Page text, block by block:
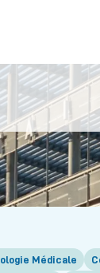
Médicale